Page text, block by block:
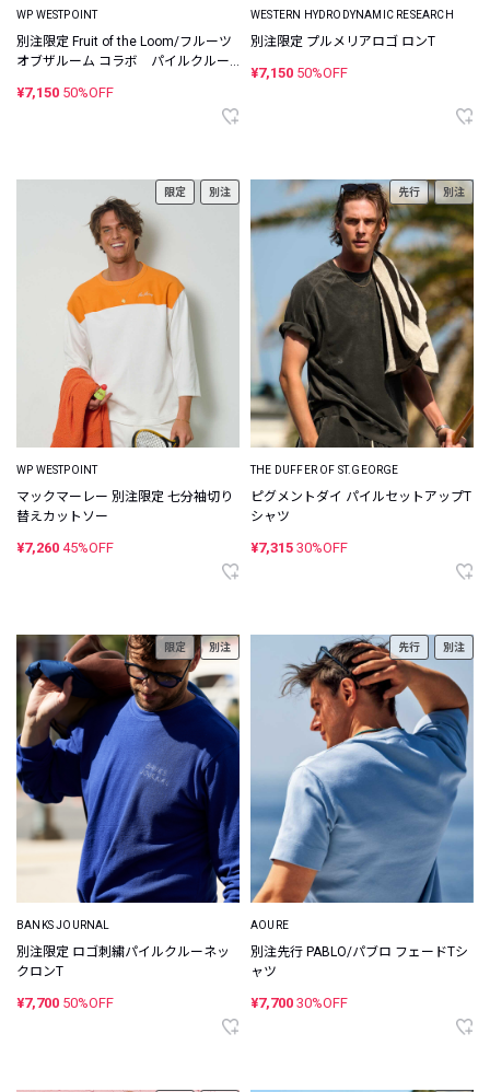
WP WESTPOINT
別注限定 Fruit of the Loom/フルーツ
オブザルーム コラボ パイルクルー
ツ
¥7,150 50%OFF
WESTERN HYDRODYNAMIC RESEARCH
別注限定 プルメリアロゴ ロンT
¥7,150 50%OFF
限定 別注
WP WESTPOINT
マックマーレー 別注限定 七分袖切り
替えカットソー
¥7,260 45%OFF
先行 別注
THE DUFFER OF ST.GEORGE
ピグメントダイ パイルセットアップT
シャツ
¥7,315 30%OFF
限定 別注
BANKS JOURNAL
別注限定 ロゴ刺繍パイルクルーネッ
クロンT
¥7,700 50%OFF
先行 別注
AOURE
別注先行 PABLO/パブロ フェードTシ
ャツ
¥7,700 30%OFF